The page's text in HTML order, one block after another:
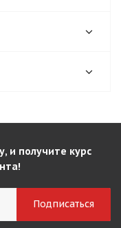
и получите курс